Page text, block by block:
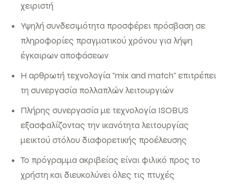
χειριστή
Υψηλή συνδεσιμότητα προσφέρει πρόσβαση σε
πληροφορίες πραγματικού χρόνου για λήψη
έγκαιρων αποφάσεων
Η αρθρωτή τεχνολογία "mix and match" επιτρέπει
τη συνεργασία πολλαπλών λειτουργιών
Πλήρης συνεργασία με τεχνολογία ISOBUS
εξασφαλίζοντας την ικανότητα λειτουργίας
μεικτού στόλου διαφορετικής προέλευσης
Το πρόγραμμα ακριβείας είναι φιλικό προς το
χρήστη και διευκολύνει όλες τις πτυχές